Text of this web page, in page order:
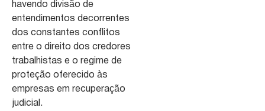
havendo divisão de
entendimentos decorrentes
dos constantes conflitos
entre o direito dos credores
trabalhistas e o regime de
proteção oferecido às
empresas em recuperação
judicial.